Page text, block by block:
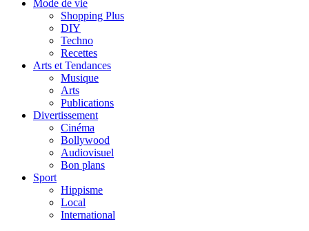
Mode de vie
Shopping Plus
DIY
Techno
Recettes
Arts et Tendances
Musique
Arts
Publications
Divertissement
Cinéma
Bollywood
Audiovisuel
Bon plans
Sport
Hippisme
Local
International